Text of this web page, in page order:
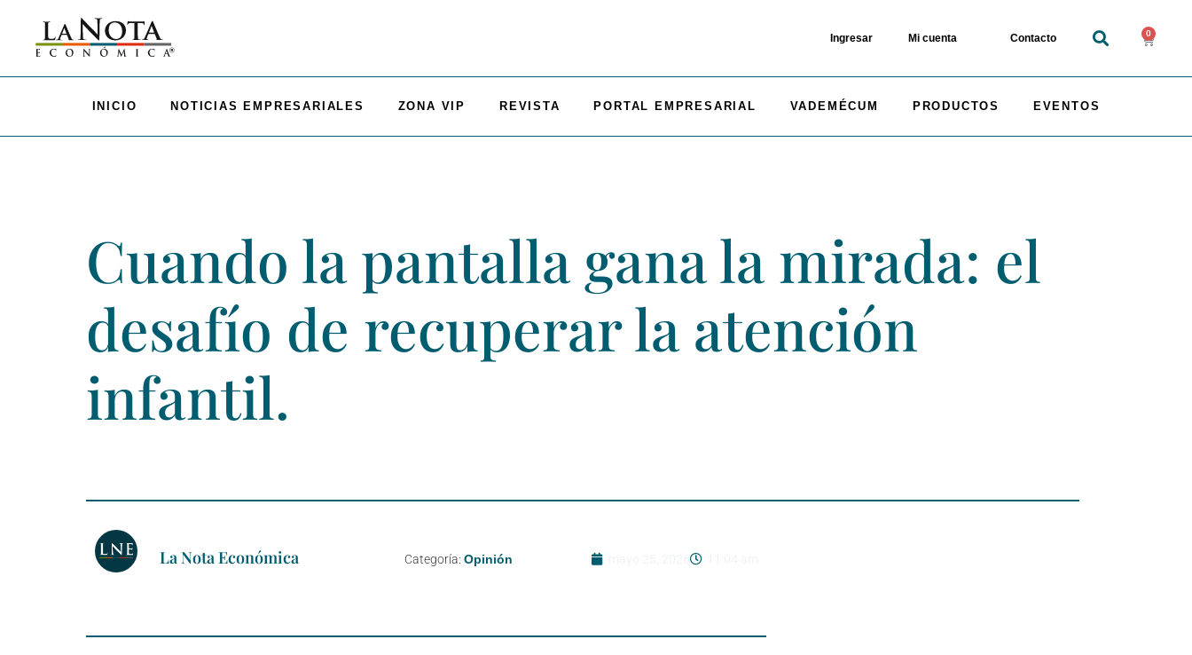
Ingresar Mi cuenta Contacto 0
INICIO NOTICIAS EMPRESARIALES ZONA VIP REVISTA PORTAL EMPRESARIAL VADEMÉCUM PRODUCTOS EVENTOS
Cuando la pantalla gana la mirada: el
desafío de recuperar la atención
infantil.
La Nota Económica Categoría: Opinión